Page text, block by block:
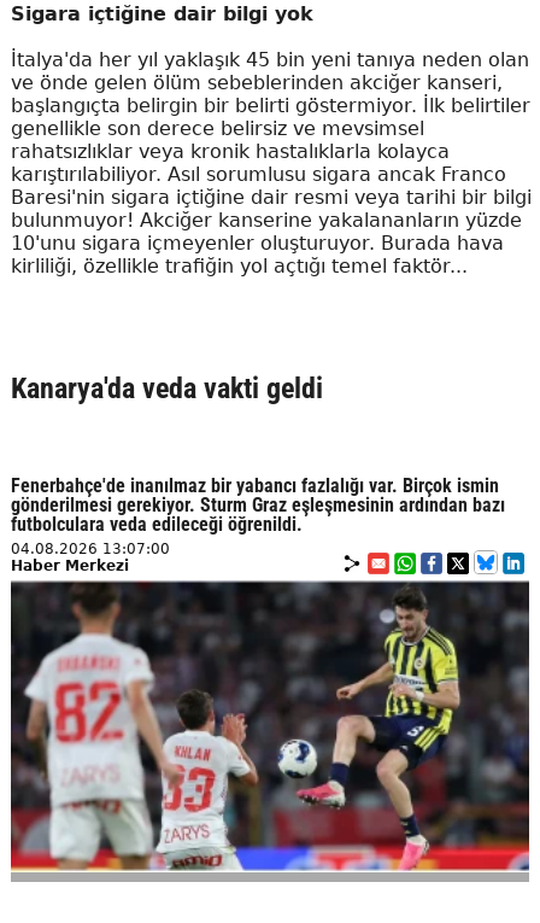
Sigara içtiğine dair bilgi yok
İtalya'da her yıl yaklaşık 45 bin yeni tanıya neden olan
ve önde gelen ölüm sebeblerinden akciğer kanseri,
başlangıçta belirgin bir belirti göstermiyor. İlk belirtiler
genellikle son derece belirsiz ve mevsimsel
rahatsızlıklar veya kronik hastalıklarla kolayca
karıştırılabiliyor. Asıl sorumlusu sigara ancak Franco
Baresi'nin sigara içtiğine dair resmi veya tarihi bir bilgi
bulunmuyor! Akciğer kanserine yakalananların yüzde
10'unu sigara içmeyenler oluşturuyor. Burada hava
kirliliği, özellikle trafiğin yol açtığı temel faktör...
Kanarya'da veda vakti geldi
Fenerbahçe'de inanılmaz bir yabancı fazlalığı var. Birçok ismin
gönderilmesi gerekiyor. Sturm Graz eşleşmesinin ardından bazı
futbolculara veda edileceği öğrenildi.
04.08.2026 13:07:00
Haber Merkezi